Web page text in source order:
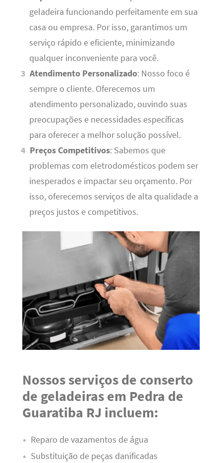
geladeira funcionando perfeitamente em sua
casa ou empresa. Por isso, garantimos um
serviço rápido e eficiente, minimizando
qualquer inconveniente para você.
Atendimento Personalizado: Nosso foco é
sempre o cliente. Oferecemos um
atendimento personalizado, ouvindo suas
preocupações e necessidades específicas
para oferecer a melhor solução possível.
Preços Competitivos: Sabemos que
problemas com eletrodomésticos podem ser
inesperados e impactar seu orçamento. Por
isso, oferecemos serviços de alta qualidade a
preços justos e competitivos.
Nossos serviços de conserto
de geladeiras em Pedra de
Guaratiba RJ incluem:
Reparo de vazamentos de água
Substituição de peças danificadas